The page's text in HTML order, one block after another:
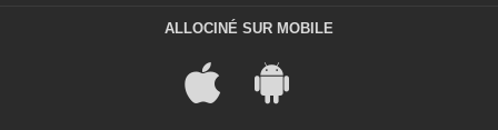
ALLOCINÉ SUR MOBILE